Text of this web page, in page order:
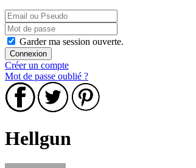
Garder ma session ouverte.
Créer un compte
Mot de passe oublié ?
Hellgun